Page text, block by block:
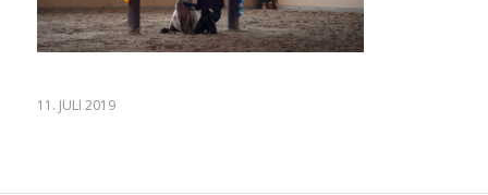
11. JULI 2019